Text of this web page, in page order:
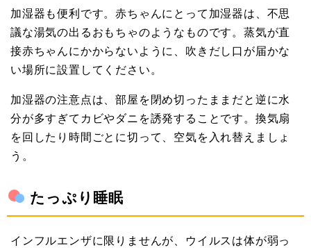
加湿器も便利です。赤ちゃんにとって加湿器は、不思
議な湯気の出るおもちゃのようなものです。蒸気が直
接赤ちゃんにかからないように、吹きだし口が届かな
い場所に設置してください。
加湿器の注意点は、部屋を閉め切ったままだと逆に水
分が多すぎてカビやダニを誘発することです。換気扇
を回したり時間ごとに切って、空気を入れ替えましょ
う。
たっぷり睡眠
インフルエンザに限りませんが、ウイルスは体が弱っ